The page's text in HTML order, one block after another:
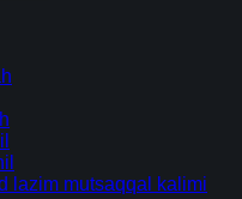
lazim mutsaqqal kalimi